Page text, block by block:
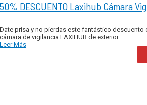
50% DESCUENTO Laxihub Cámara
Date prisa y no pierdas este fantástico descuento
cámara de vigilancia LAXIHUB de exterior ...
Leer Más